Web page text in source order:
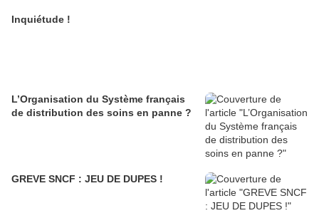
Inquiétude !
L’Organisation du Système français
de distribution des soins en panne ?
GREVE SNCF : JEU DE DUPES !